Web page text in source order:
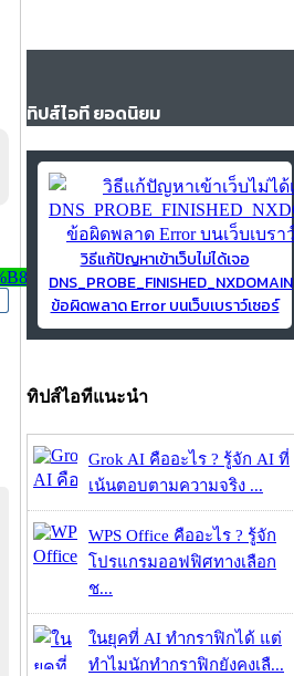
ทิปส์ไอที ยอดนิยม
วิธีแก้ปัญหาเข้าเว็บไม่ได้เจอ
DNS_PROBE_FINISHED_NXDOMAIN
ข้อผิดพลาด Error บนเว็บเบราว์เซอร์
ทิปส์ไอทีแนะนำ
Grok AI คืออะไร ? รู้จัก AI ที่
เน้นตอบตามความจริง ...
WPS Office คืออะไร ? รู้จัก
โปรแกรมออฟฟิศทางเลือก
ช...
ในยุคที่ AI ทำกราฟิกได้ แต่
ทำไมนักทำกราฟิกยังคงเลื...